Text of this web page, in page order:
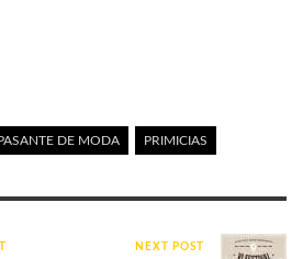
DE MODA PRIMICIAS
NEXT POST